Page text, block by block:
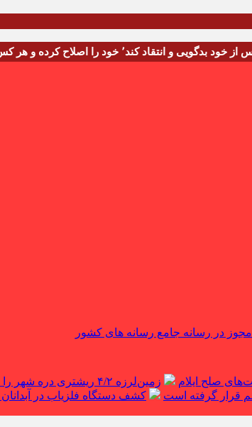
و هر کس خودستایی نماید٬ پس به تحقیق خویش را تباه نموده است.
در رسانه جامع رسانه های کشور
زمین‌لرزه ۴/۲ ریشتری دره شهر را لرزاند
قرار گرفته است
کشف دستگاه فلزیاب در